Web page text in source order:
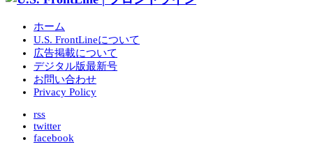
ホーム
U.S. FrontLineについて
広告掲載について
デジタル版最新号
お問い合わせ
Privacy Policy
rss
twitter
facebook